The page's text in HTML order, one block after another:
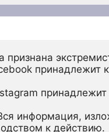
признана
принадлежит
принадлежит
информация,
к действию.